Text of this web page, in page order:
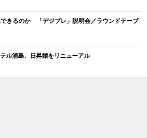
きるのか 「デジブレ」説明会／ラウンドテーブ
ル浦島、日昇館をリニューアル